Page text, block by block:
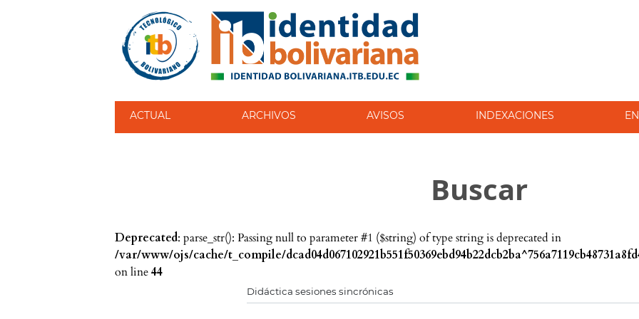
ACTUAL ARCHIVOS AVISOS INDEXACIONES
Buscar
Deprecated: parse_str(): Passing null to parameter #1 ($string) of type string is deprecated in
/var/www/ojs/cache/t_compile/
on line44